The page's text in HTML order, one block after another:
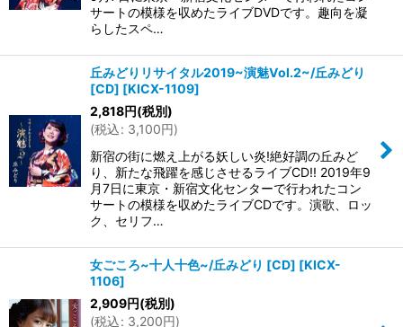
サートの模様を収めたライブDVDです。趣向を凝
らしたスペ…
丘みどりリサイタル2019~演魅Vol.2~/丘みどり
[CD] [KICX-1109]
2,818円(税別)
(税込: 3,100円)
新宿の街に燃え上がる妖しい炎!絶好調の丘みど
り、新たな飛躍を感じさせるライブCD!! 2019年9
月7日に東京・新宿文化センターで行われたコン
サートの模様を収めたライブCDです。演歌、ロッ
ク、セリフ…
女ごころ~十人十色~/丘みどり [CD] [KICX-
1106]
2,909円(税別)
(税込: 3,200円)